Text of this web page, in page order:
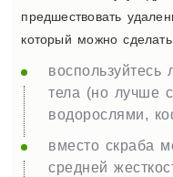
предшествовать
который можно
тела (но лучше
водорослями,
вместо скраба
средней